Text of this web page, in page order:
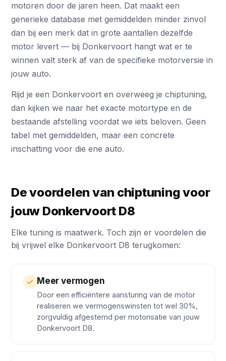
motoren door de jaren heen. Dat maakt een
generieke database met gemiddelden minder zinvol
dan bij een merk dat in grote aantallen dezelfde
motor levert — bij Donkervoort hangt wat er te
winnen valt sterk af van de specifieke motorversie in
jouw auto.
Rijd je een Donkervoort en overweeg je chiptuning,
dan kijken we naar het exacte motortype en de
bestaande afstelling voordat we iets beloven. Geen
tabel met gemiddelden, maar een concrete
inschatting voor die ene auto.
De voordelen van chiptuning voor
jouw Donkervoort D8
Elke tuning is maatwerk. Toch zijn er voordelen die
bij vrijwel elke Donkervoort D8 terugkomen:
Meer vermogen
Door een efficiëntere aansturing van de motor
realiseren we vermogenswinsten tot wel 30%,
zorgvuldig afgestemd per motorisatie van jouw
Donkervoort D8.